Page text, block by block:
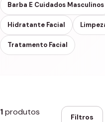
Barba E Cuidados Masculinos
Hidratante Facial
Tratamento Facial
1produtos Filtros